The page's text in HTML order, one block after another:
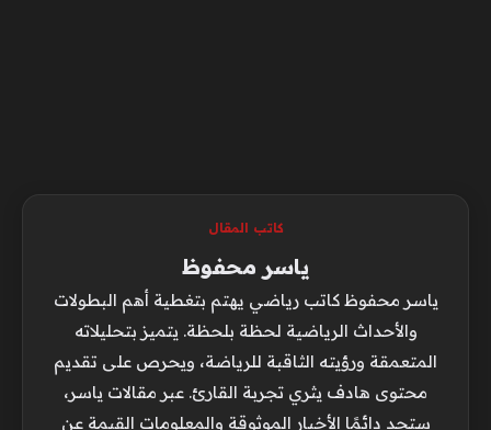
كاتب المقال
ياسر محفوظ
ياسر محفوظ كاتب رياضي يهتم بتغطية أهم البطولات
والأحداث الرياضية لحظة بلحظة. يتميز بتحليلاته
المتعمقة ورؤيته الثاقبة للرياضة، ويحرص على تقديم
محتوى هادف يثري تجربة القارئ. عبر مقالات ياسر،
ستجد دائمًا الأخبار الموثوقة والمعلومات القيمة عن